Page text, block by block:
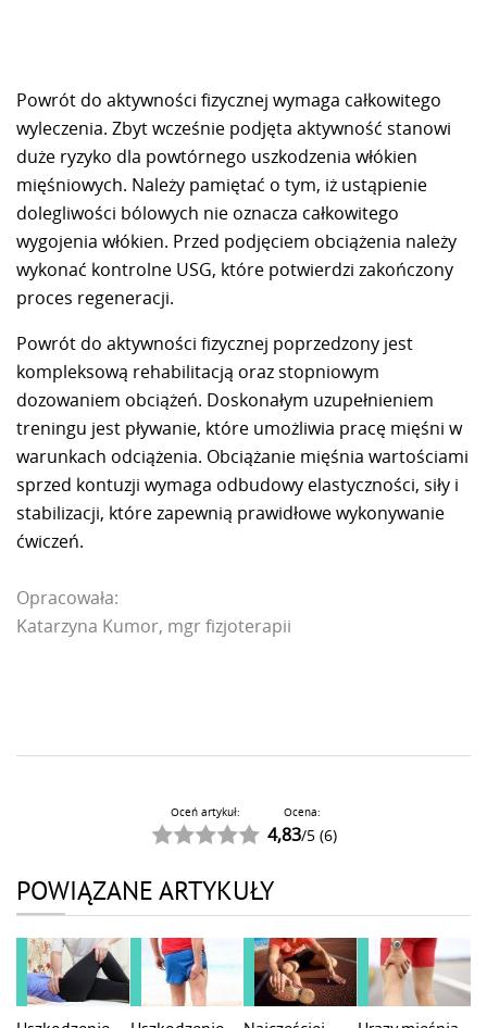
Powrót do aktywności fizycznej wymaga całkowitego
wyleczenia. Zbyt wcześnie podjęta aktywność stanowi
duże ryzyko dla powtórnego uszkodzenia włókien
mięśniowych. Należy pamiętać o tym, iż ustąpienie
dolegliwości bólowych nie oznacza całkowitego
wygojenia włókien. Przed podjęciem obciążenia należy
wykonać kontrolne USG, które potwierdzi zakończony
proces regeneracji.
Powrót do aktywności fizycznej poprzedzony jest
kompleksową rehabilitacją oraz stopniowym
dozowaniem obciążeń. Doskonałym uzupełnieniem
treningu jest pływanie, które umożliwia pracę mięśni w
warunkach odciążenia. Obciążanie mięśnia wartościami
sprzed kontuzji wymaga odbudowy elastyczności, siły i
stabilizacji, które zapewnią prawidłowe wykonywanie
ćwiczeń.
Opracowała:
Katarzyna Kumor, mgr fizjoterapii
Oceń artykuł: Ocena:
4,83/5(6)
POWIĄZANE ARTYKUŁY